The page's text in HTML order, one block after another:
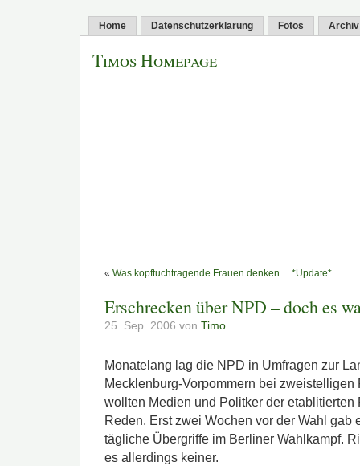
Home Datenschutzerklärung Fotos Archiv
Timos Homepage
« Was kopftuchtragende Frauen denken… *Update*
Erschrecken über NPD – doch es
25. Sep. 2006 von Timo
Monatelang lag die NPD in Umfragen zur
Mecklenburg-Vorpommern bei
wollten Medien und Politker der etablitierten
Reden. Erst zwei Wochen vor der Wahl gab
tägliche Übergriffe im Berliner Wahlkampf.
es allerdings keiner.